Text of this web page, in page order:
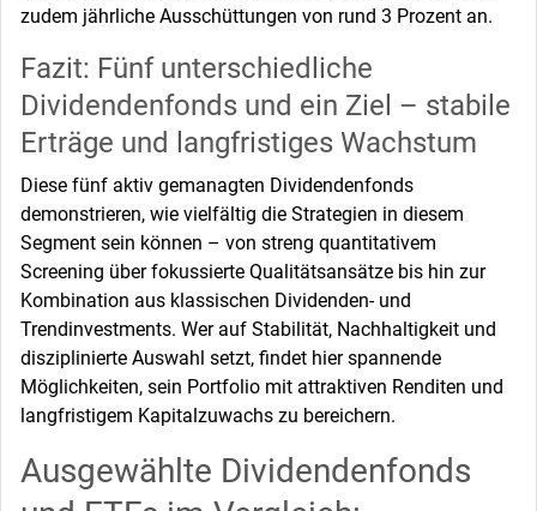
zudem jährliche Ausschüttungen von rund 3 Prozent an.
Fazit: Fünf unterschiedliche
Dividendenfonds und ein Ziel – stabile
Erträge und langfristiges Wachstum
Diese fünf aktiv gemanagten Dividendenfonds
demonstrieren, wie vielfältig die Strategien in diesem
Segment sein können – von streng quantitativem
Screening über fokussierte Qualitätsansätze bis hin zur
Kombination aus klassischen Dividenden- und
Trendinvestments. Wer auf Stabilität, Nachhaltigkeit und
disziplinierte Auswahl setzt, findet hier spannende
Möglichkeiten, sein Portfolio mit attraktiven Renditen und
langfristigem Kapitalzuwachs zu bereichern.
Ausgewählte Dividendenfonds